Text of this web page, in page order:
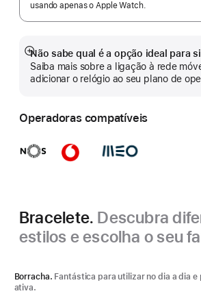
usando apenas o Apple Watch.
Não sabe qual é a opção ideal para
Saiba mais sobre a ligação à rede
adicionar o relógio ao seu plano de
Veja
mais
Operadoras compatíveis
Bracelete. Descubra
estilos e escolha o seu
Borracha. Fantástica para utilizar no dia a dia e
ativa.